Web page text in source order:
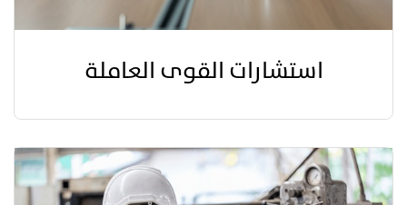
استشارات القوى العاملة